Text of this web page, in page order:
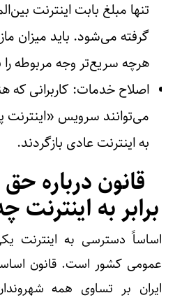
تنها مبلغ بابت اینترنت
گرفته می‌شود. باید میزان
هرچه سریع‌تر وجه مربوطه
اصلاح خدمات: کاربرانی که
می‌توانند سرویس «اینترنت
به اینترنت عادی بازگردند.
قانون درباره
برابر به
اساساً دسترسی به اینترنت
عمومی کشور است. قانون
ایران بر تساوی همه